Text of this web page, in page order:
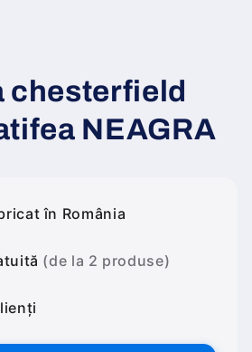
chesterfield
NEAGRA
în România
(de la 2 produse)